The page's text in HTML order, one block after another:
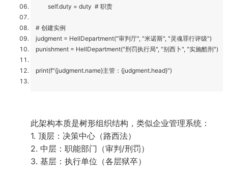
self.duty = duty # 职责
# 创建实例
judgment = HellDepartment("审判厅", "米诺斯", "灵魂罪行评级")
punishment = HellDepartment("刑罚执行局", "别西卜", "实施酷刑")
print(f"{judgment.name}主管：{judgment.head}")
此架构本质是树形组织结构，类似企业管理系统：
1. 顶层：决策中心（路西法）
2. 中层：职能部门（审判/刑罚）
3. 基层：执行单位（各层狱卒）